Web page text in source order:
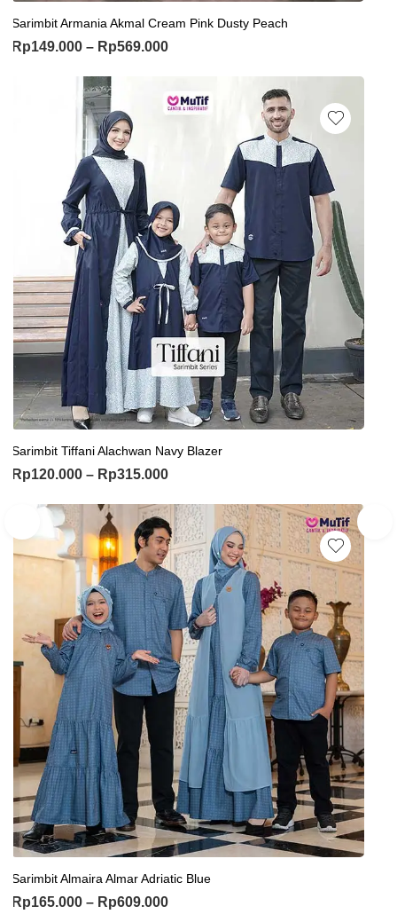
Sarimbit Armania Akmal Cream Pink Dusty Peach
Rp149.000 – Rp569.000
Sarimbit Tiffani Alachwan Navy Blazer
Rp120.000 – Rp315.000
Sarimbit Almaira Almar Adriatic Blue
Rp165.000 – Rp609.000